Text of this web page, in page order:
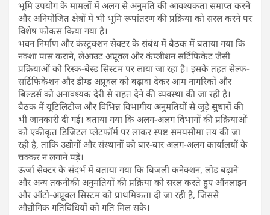
भूमि उपयोग के मामलों में अलग से अनुमति की आवश्यकता समाप्त करने
और अनियोजित क्षेत्रों में भी भूमि रूपांतरण की प्रक्रिया को सरल करने पर
विशेष फोकस किया गया है।
भवन निर्माण और कंस्ट्रक्शन सेक्टर के संबंध में बैठक में बताया गया कि
नक्शा पास कराने, लेआउट अप्रूवल और कंप्लीशन सर्टिफिकेट जैसी
प्रक्रियाओं को रिस्क-बेस्ड सिस्टम पर लाया जा रहा है। इसके तहत सेल्फ-
सर्टिफिकेशन और डीम्ड अप्रूवल को बढ़ावा देकर आम नागरिकों और
बिल्डर्स को अनावश्यक देरी से राहत देने की व्यवस्था की जा रही है।
बैठक में यूटिलिटीज और विभिन्न विभागीय अनुमतियों से जुड़े सुधारों की
भी जानकारी दी गई। बताया गया कि अलग-अलग विभागों की प्रक्रियाओं
को एकीकृत डिजिटल प्लेटफॉर्म पर लाकर स्पष्ट समयसीमा तय की जा
रही है, ताकि उद्योगों और संस्थानों को बार-बार अलग-अलग कार्यालयों के
चक्कर न लगाने पड़ें।
ऊर्जा सेक्टर के संदर्भ में बताया गया कि बिजली कनेक्शन, लोड बढ़ाने
और अन्य तकनीकी अनुमतियों की प्रक्रिया को सरल करते हुए ऑनलाइन
और ऑटो-अप्रूवल सिस्टम को प्राथमिकता दी जा रही है, जिससे
औद्योगिक गतिविधियों को गति मिल सके।